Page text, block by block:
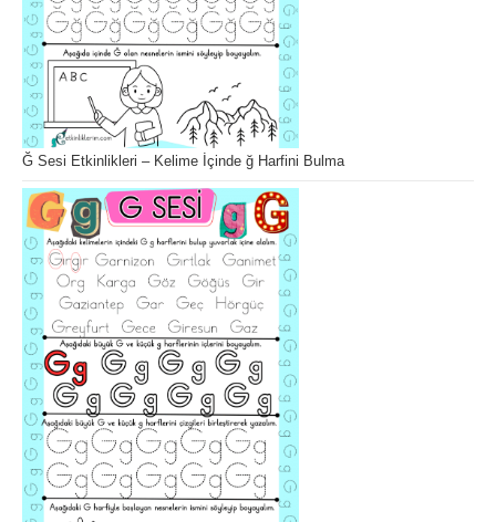
Ğ Sesi Etkinlikleri – Kelime İçinde ğ Harfini Bulma